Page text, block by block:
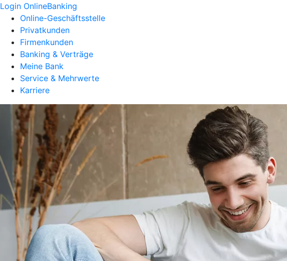
Login OnlineBanking
Online-Geschäftsstelle
Privatkunden
Firmenkunden
Banking & Verträge
Meine Bank
Service & Mehrwerte
Karriere